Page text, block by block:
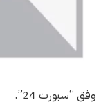
وفق “سبورت 24”.